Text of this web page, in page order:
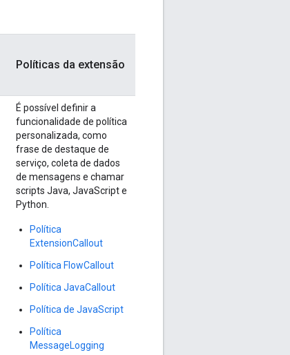
Políticas da extensão
É possível definir a
funcionalidade de política
personalizada, como
frase de destaque de
serviço, coleta de dados
de mensagens e chamar
scripts Java, JavaScript e
Python.
Política
ExtensionCallout
Política FlowCallout
Política JavaCallout
Política de JavaScript
Política
MessageLogging